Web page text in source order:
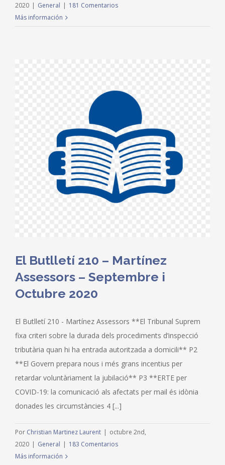
2020 | General | 181 Comentarios
Más información
El Butlletí 210 – Martínez
Assessors – Septembre i
Octubre 2020
El Butlletí 210 - Martínez Assessors **El Tribunal Suprem
fixa criteri sobre la durada dels procediments d’inspecció
tributària quan hi ha entrada autoritzada a domicili** P2
**El Govern prepara nous i més grans incentius per
retardar voluntàriament la jubilació** P3 **ERTE per
COVID-19: la comunicació als afectats per mail és idònia
donades les circumstàncies 4 [...]
Por Christian Martinez Laurent | octubre 2nd,
2020 | General | 183 Comentarios
Más información